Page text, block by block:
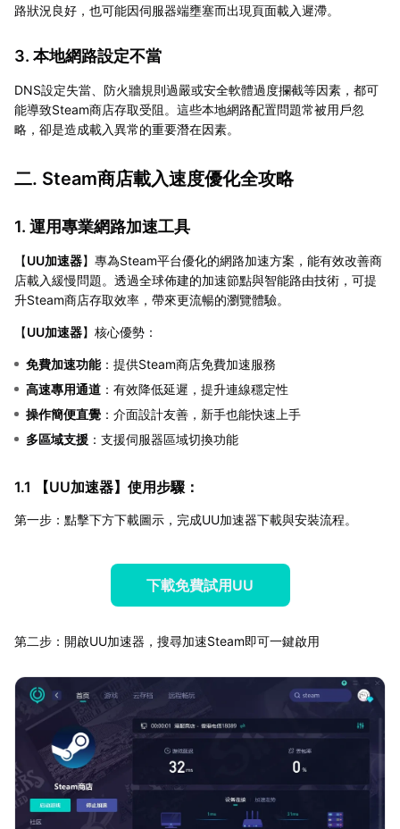
路狀況良好，也可能因伺服器端壅塞而出現頁面載入遲滯。
3. 本地網路設定不當
DNS設定失當、防火牆規則過嚴或安全軟體過度攔截等因素，都可
能導致Steam商店存取受阻。這些本地網路配置問題常被用戶忽
略，卻是造成載入異常的重要潛在因素。
二. Steam商店載入速度優化全攻略
1. 運用專業網路加速工具
【UU加速器】專為Steam平台優化的網路加速方案，能有效改善商
店載入緩慢問題。透過全球佈建的加速節點與智能路由技術，可提
升Steam商店存取效率，帶來更流暢的瀏覽體驗。
【UU加速器】核心優勢：
免費加速功能：提供Steam商店免費加速服務
高速專用通道 ：有效降低延遲，提升連線穩定性
操作簡便直覺 ：介面設計友善，新手也能快速上手
多區域支援 ：支援伺服器區域切換功能
1.1 【UU加速器】使用步驟：
第一步：點擊下方下載圖示，完成UU加速器下載與安裝流程。
下載免費試用UU
第二步：開啟UU加速器，搜尋加速Steam即可一鍵啟用